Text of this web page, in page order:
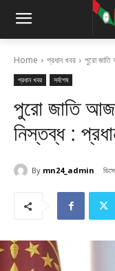
Home প্রধান খবর পুরো জাতি
প্রধান খবর সর্বশেষ
পুরো জাতি আজ
নিস্তব্ধ :
By mn24_admin